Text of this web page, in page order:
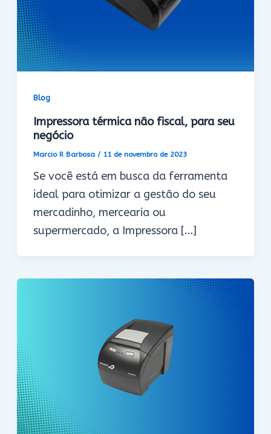
Blog
Impressora térmica não fiscal, para seu
negócio
Marcio R Barbosa/ 11 de novembro de 2023
Se você está em busca da ferramenta
ideal para otimizar a gestão do seu
mercadinho, mercearia ou
supermercado, a Impressora […]